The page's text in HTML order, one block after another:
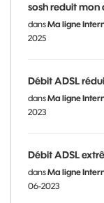
sosh reduit mon
dansMa ligne
2025
Débit ADSL
dansMa ligne
2023
Débit ADSL
dansMa ligne
06-2023